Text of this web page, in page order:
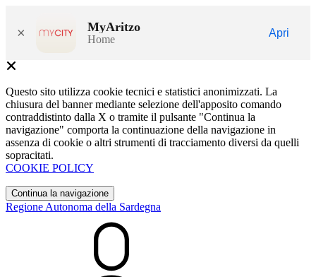
× MyAritzo
Home
Apri
Questo sito utilizza cookie tecnici e statistici anonimizzati. La
chiusura del banner mediante selezione dell'apposito comando
contraddistinto dalla X o tramite il pulsante "Continua la
navigazione" comporta la continuazione della navigazione in
assenza di cookie o altri strumenti di tracciamento diversi da quelli
sopracitati.
COOKIE POLICY
Continua la navigazione
Regione Autonoma della Sardegna